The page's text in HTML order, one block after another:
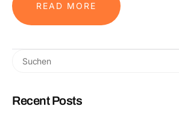
READ MORE
Recent Posts